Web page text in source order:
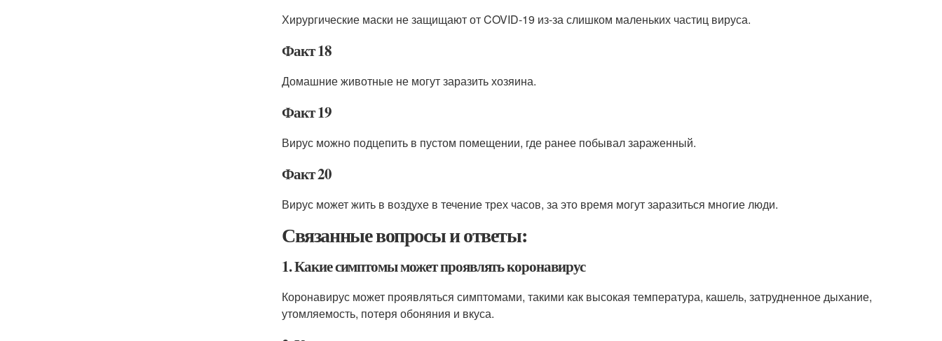
Хирургические маски не защищают от COVID-19 из-за слишком маленьких частиц вируса.
Факт 18
Домашние животные не могут заразить хозяина.
Факт 19
Вирус можно подцепить в пустом помещении, где ранее побывал зараженный.
Факт 20
Вирус может жить в воздухе в течение трех часов, за это время могут заразиться многие люди.
Связанные вопросы и ответы:
1. Какие симптомы может проявлять коронавирус
Коронавирус может проявляться симптомами, такими как высокая температура, кашель, затрудненное дыхание,
утомляемость, потеря обоняния и вкуса.